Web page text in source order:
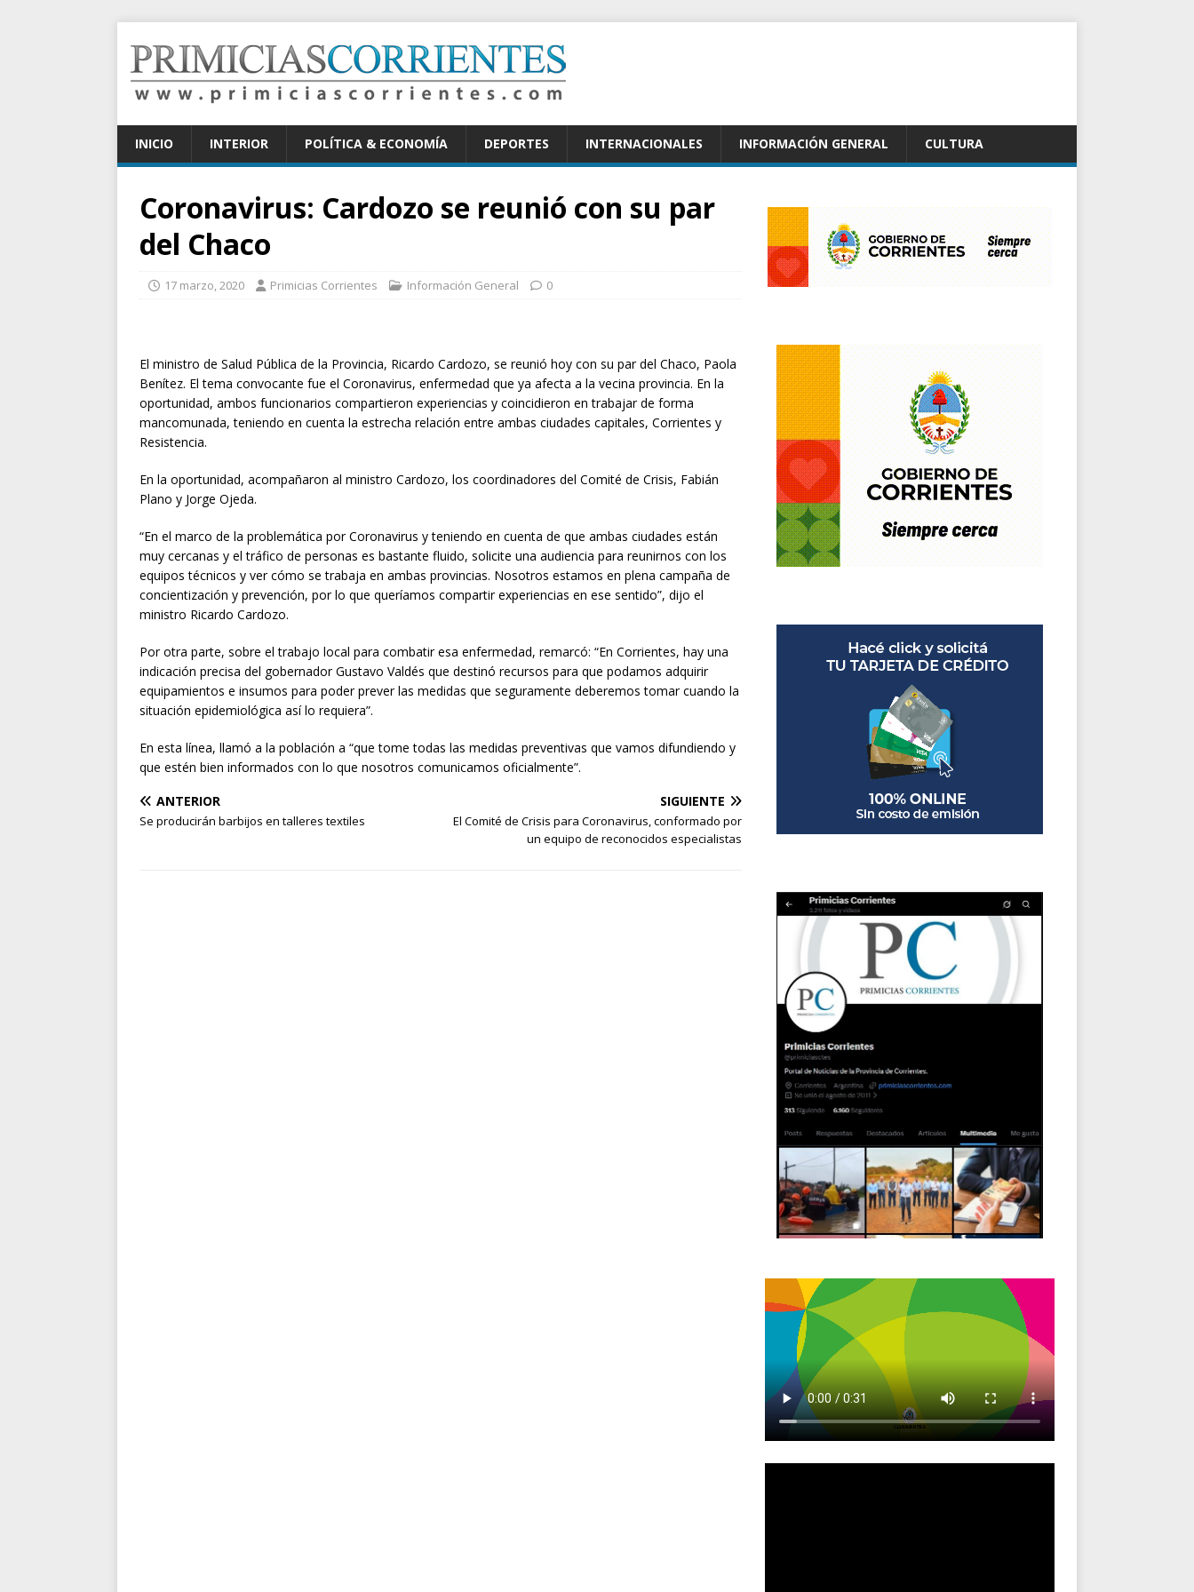
INICIO INTERIOR POLÍTICA & ECONOMÍA DEPORTES INTERNACIONALES INFORMACIÓN GENERAL CULTURA
Coronavirus: Cardozo se reunió con su par
del Chaco
17 marzo, 2020 Primicias Corrientes Información General 0
El ministro de Salud Pública de la Provincia, Ricardo Cardozo, se reunió hoy con su par del Chaco, Paola
Benítez. El tema convocante fue el Coronavirus, enfermedad que ya afecta a la vecina provincia. En la
oportunidad, ambos funcionarios compartieron experiencias y coincidieron en trabajar de forma
mancomunada, teniendo en cuenta la estrecha relación entre ambas ciudades capitales, Corrientes y
Resistencia.
En la oportunidad, acompañaron al ministro Cardozo, los coordinadores del Comité de Crisis, Fabián
Plano y Jorge Ojeda.
“En el marco de la problemática por Coronavirus y teniendo en cuenta de que ambas ciudades están
muy cercanas y el tráfico de personas es bastante fluido, solicite una audiencia para reunirnos con los
equipos técnicos y ver cómo se trabaja en ambas provincias. Nosotros estamos en plena campaña de
concientización y prevención, por lo que queríamos compartir experiencias en ese sentido”, dijo el
ministro Ricardo Cardozo.
Por otra parte, sobre el trabajo local para combatir esa enfermedad, remarcó: “En Corrientes, hay una
indicación precisa del gobernador Gustavo Valdés que destinó recursos para que podamos adquirir
equipamientos e insumos para poder prever las medidas que seguramente deberemos tomar cuando la
situación epidemiológica así lo requiera”.
En esta línea, llamó a la población a “que tome todas las medidas preventivas que vamos difundiendo y
que estén bien informados con lo que nosotros comunicamos oficialmente”.
ANTERIOR
Se producirán barbijos en talleres textiles
SIGUIENTE
El Comité de Crisis para Coronavirus, conformado por
un equipo de reconocidos especialistas